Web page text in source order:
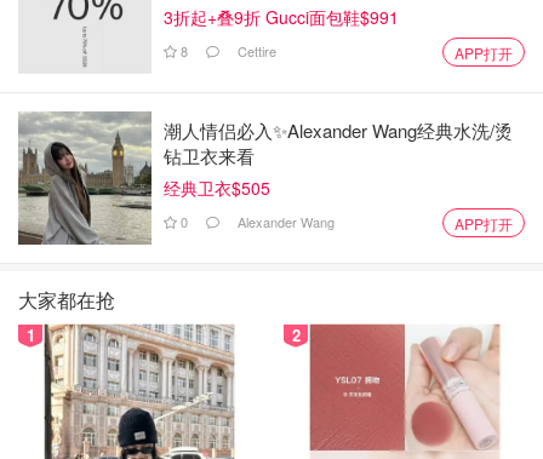
3折起+叠9折 Gucci面包鞋$991
8 Cettire APP打开
潮人情侣必入✨Alexander Wang经典水洗/烫
钻卫衣来看
经典卫衣$505
0 Alexander Wang APP打开
大家都在抢
1 2